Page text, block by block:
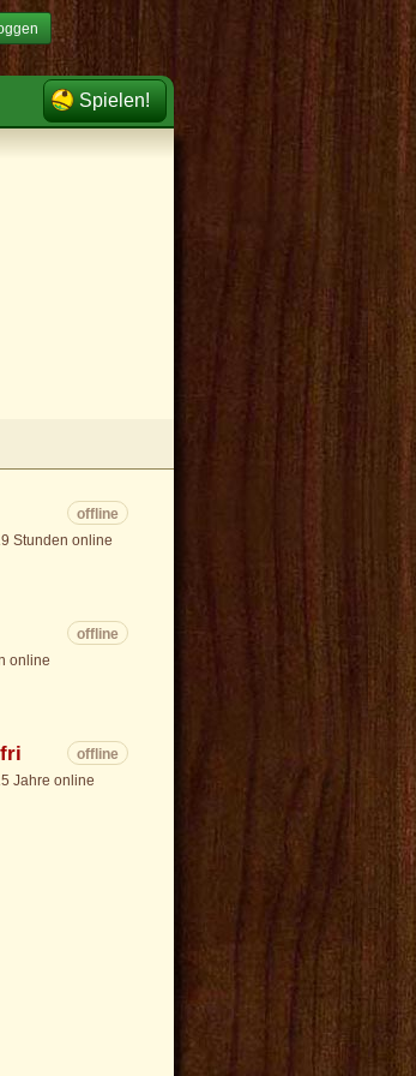
Spielen!
offline
Stunden online
offline
online
offline
Jahre online